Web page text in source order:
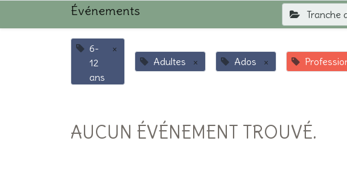
Événements Tranche
6-
12
ans
×
Adultes
× Ados ×
AUCUN ÉVÉNEMENT TROUVÉ.